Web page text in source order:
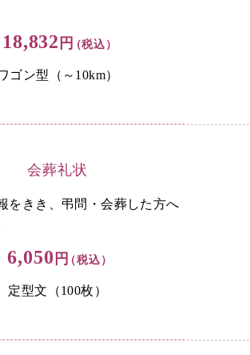
18,832 円（税込）
ゴン型（～10km）
会葬礼状
をきき、弔問・会葬した方へ
6,050 円（税込）
定型文（100枚）